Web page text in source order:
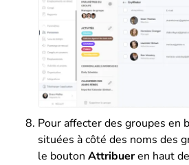
Pour affecter des groupes en
situées à côté des noms des
le bouton Attribueren haut